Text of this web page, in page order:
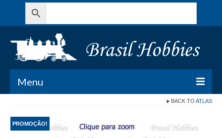
Menu
Meu Carrinho
BACK TO ATLAS
PROMOÇÃO!